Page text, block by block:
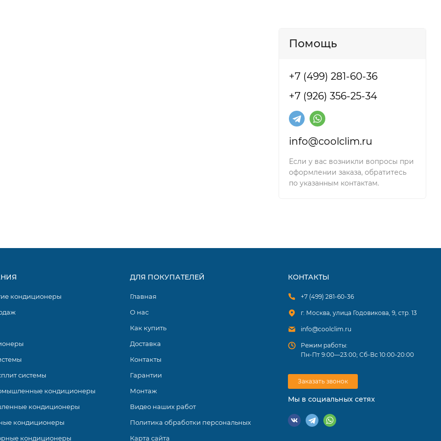
DC INVERTER от компании TORUS представлены в
обслуживания от 20 до 70 м2. Их отличительной
обеспечивает плавную настройку мощности и поддерживает
отличаются экономным потреблением электроэнергии.
Помощь
+7 (499) 281-60-36
+7 (926) 356-25-34
info@coolclim.ru
Если у вас возникли вопросы при
оформлении заказа, обратитесь
по указанным контактам.
кондиционеры
системы
кондиционеры
кондиционеры
кондиционеры
кондиционеры
ДЛЯ ПОКУПАТЕЛЕЙ
Главная
О нас
Как купить
Доставка
Контакты
Гарантии
Монтаж
Видео наших работ
Политика обработки персональных
Карта сайта
КОНТАКТЫ
+7 (499) 281-60-36
г. Москва, улица Годовикова, 9, стр. 13
info@coolclim.ru
Режим работы:
Пн-Пт 9:00—23:00; Сб-Вс 10:00-20:00
Заказать звонок
Мы в социальных сетях